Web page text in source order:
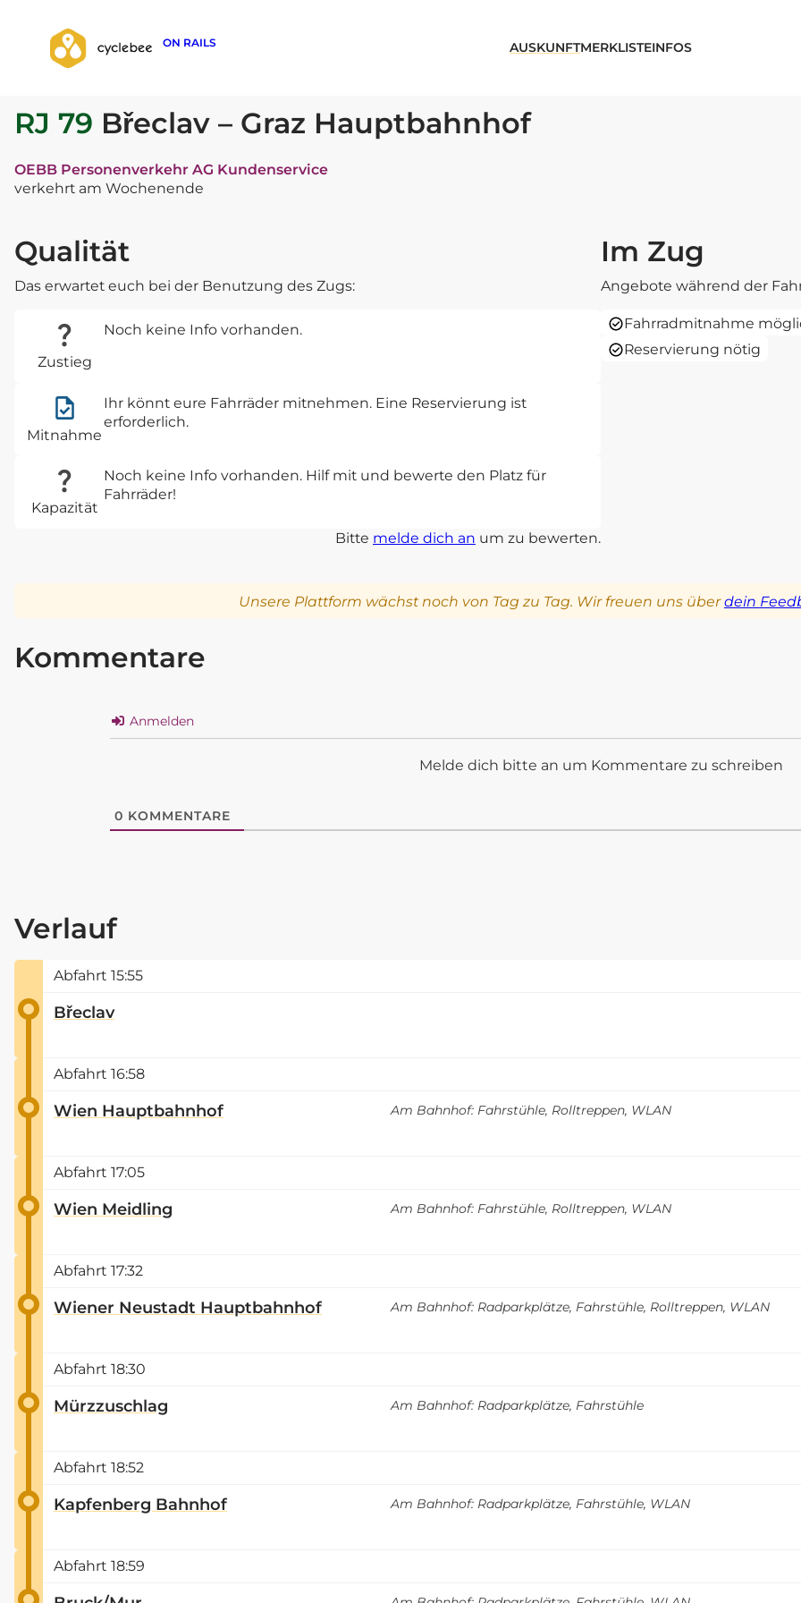
ON RAILS AUSKUNFTMERKLISTEINFOS
zurück zur Suche
RJ 79 Břeclav – Graz Hauptbahnhof
OEBB Personenverkehr AG Kundenservice
verkehrt am Wochenende
Qualität
Das erwartet euch bei der Benutzung des Zugs:
Zustieg
Noch keine Info vorhanden.
Mitnahme
Ihr könnt eure Fahrräder mitnehmen. Eine Reservierung ist
erforderlich.
Kapazität
Noch keine Info vorhanden. Hilf mit und bewerte den Platz für
Fahrräder!
Bitte melde dich an um zu bewerten.
Im Zug
Angebote während der
Fahrradmitnahme
Reservierung nötig
Unsere Plattform wächst noch von Tag zu Tag. Wir freuen uns überdein
Kommentare
Anmelden
Melde dich bitte an um Kommentare zu schreiben
0 KOMMENTARE
Verlauf
Abfahrt 15:55
Břeclav
Abfahrt 16:58
Wien Hauptbahnhof
Am Bahnhof: Fahrstühle, Rolltreppen, WLAN
Abfahrt 17:05
Wien Meidling
Am Bahnhof: Fahrstühle, Rolltreppen, WLAN
Abfahrt 17:32
Wiener Neustadt Hauptbahnhof
Am Bahnhof: Radparkplätze, Fahrstühle, Rolltreppen, WLAN
Abfahrt 18:30
Mürzzuschlag
Am Bahnhof: Radparkplätze, Fahrstühle
Abfahrt 18:52
Kapfenberg Bahnhof
Am Bahnhof: Radparkplätze, Fahrstühle, WLAN
Abfahrt 18:59